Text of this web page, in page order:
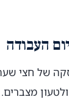
העבודה
ולטעון